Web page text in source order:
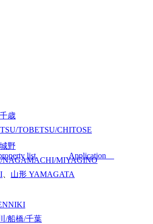
歳
TOBETSU/CHITOSE
野
NAGAMACHI/MIYAGINO
山形 YAMAGATA
/船橋/千葉
list Application